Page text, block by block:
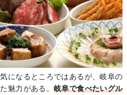
になるところではあるが、岐阜の
魅力がある。岐阜で食べたいグル